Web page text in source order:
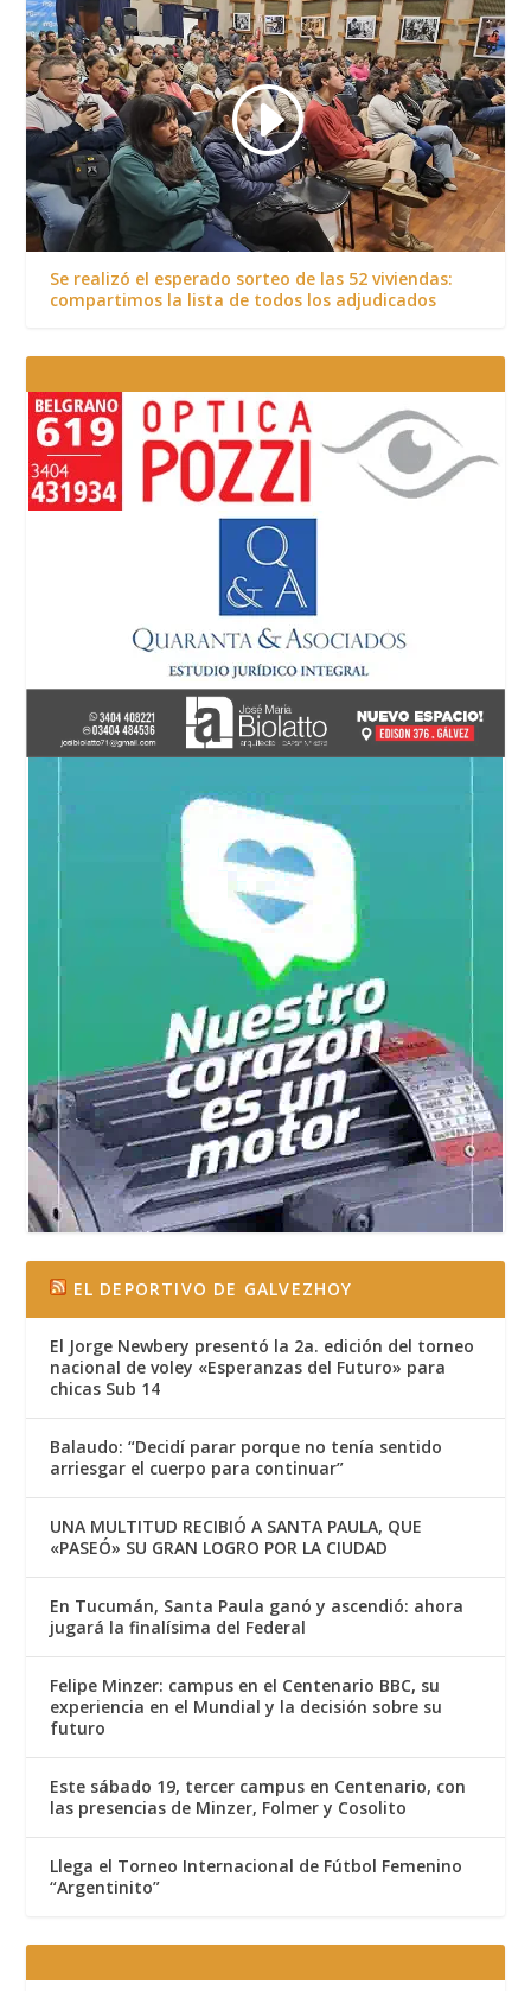
Se realizó el esperado sorteo de las 52 viviendas:
compartimos la lista de todos los adjudicados
EL DEPORTIVO DE GALVEZHOY
El Jorge Newbery presentó la 2a. edición del torneo
nacional de voley «Esperanzas del Futuro» para
chicas Sub 14
Balaudo: “Decidí parar porque no tenía sentido
arriesgar el cuerpo para continuar”
UNA MULTITUD RECIBIÓ A SANTA PAULA, QUE
«PASEÓ» SU GRAN LOGRO POR LA CIUDAD
En Tucumán, Santa Paula ganó y ascendió: ahora
jugará la finalísima del Federal
Felipe Minzer: campus en el Centenario BBC, su
experiencia en el Mundial y la decisión sobre su
futuro
Este sábado 19, tercer campus en Centenario, con
las presencias de Minzer, Folmer y Cosolito
Llega el Torneo Internacional de Fútbol Femenino
“Argentinito”